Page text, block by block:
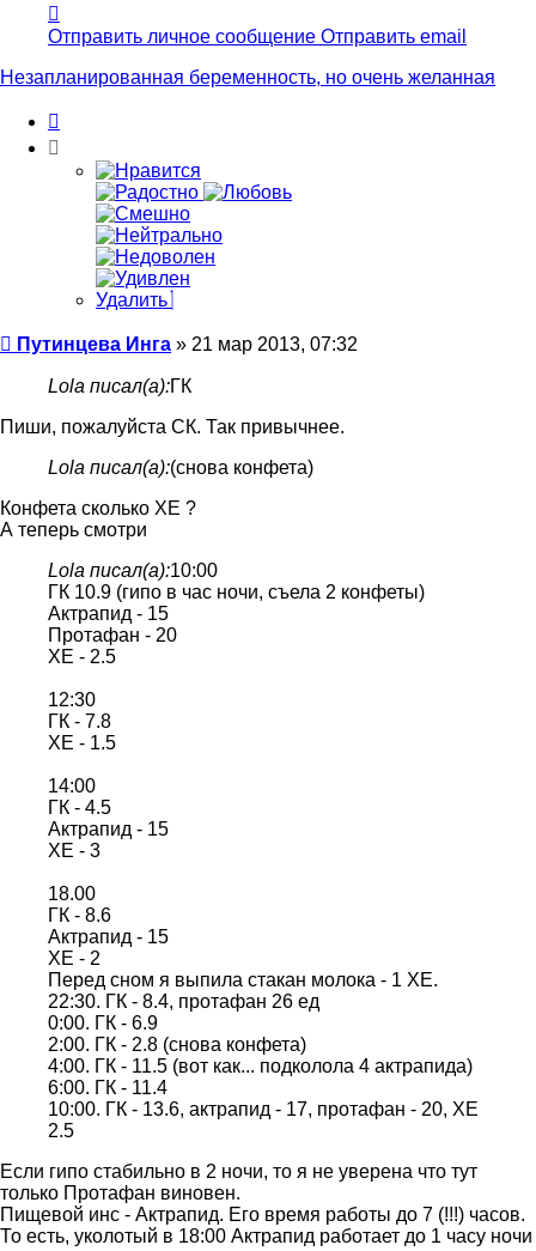
информация
пользователя
Путинцева
Отправить личное сообщение Отправить email
Незапланированная беременность, но очень желанная
Удалить
Сообщение
Путинцева Инга » 21 мар 2013, 07:32
Lola писал(а):ГК
Пиши, пожалуйста СК. Так привычнее.
Lola писал(а):(снова конфета)
Конфета сколько ХЕ ?
А теперь смотри
Lola писал(а):10:00
ГК 10.9 (гипо в час ночи, съела 2 конфеты)
Актрапид - 15
Протафан - 20
ХЕ - 2.5
12:30
ГК - 7.8
ХЕ - 1.5
14:00
ГК - 4.5
Актрапид - 15
ХЕ - 3
18.00
ГК - 8.6
Актрапид - 15
ХЕ - 2
Перед сном я выпила стакан молока - 1 ХЕ.
22:30. ГК - 8.4, протафан 26 ед
0:00. ГК - 6.9
2:00. ГК - 2.8 (снова конфета)
4:00. ГК - 11.5 (вот как... подколола 4 актрапида)
6:00. ГК - 11.4
10:00. ГК - 13.6, актрапид - 17, протафан - 20, ХЕ
2.5
Если гипо стабильно в 2 ночи, то я не уверена что тут
только Протафан виновен.
Пищевой инс - Актрапид. Его время работы до 7 (!!!) часов.
То есть, уколотый в 18:00 Актрапид работает до 1 часу ночи